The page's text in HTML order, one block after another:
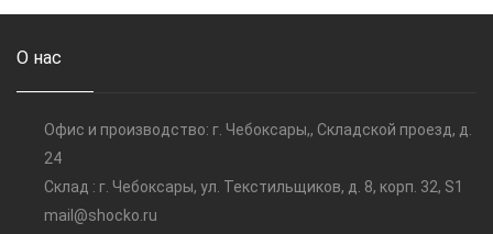
О нас
Офис и производство: г. Чебоксары,, Складской проезд, д.
24
Склад : г. Чебоксары, ул. Текстильщиков, д. 8, корп. 32, S1
mail@shocko.ru